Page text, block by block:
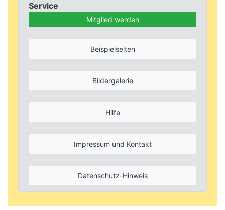
Service
Mitglied werden
Beispielseiten
Bildergalerie
Hilfe
Impressum und Kontakt
Datenschutz-Hinweis